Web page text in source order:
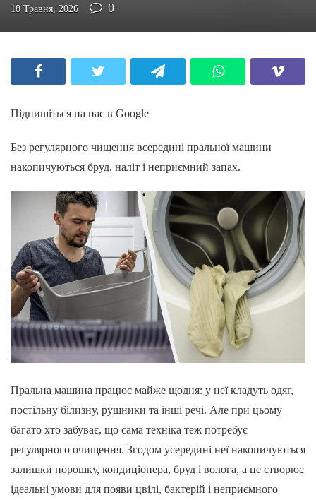
18 Травня, 2026 0
Підпишіться на нас в Google
Без регулярного чищення всередині пральної машини
накопичуються бруд, наліт і неприємний запах.
Пральна машина працює майже щодня: у неї кладуть одяг,
постільну білизну, рушники та інші речі. Але при цьому
багато хто забуває, що сама техніка теж потребує
регулярного очищення. Згодом усередині неї накопичуються
залишки порошку, кондиціонера, бруд і волога, а це створює
ідеальні умови для появи цвілі, бактерій і неприємного